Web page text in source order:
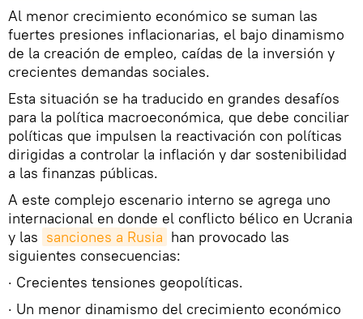
Al menor crecimiento económico se suman las
fuertes presiones inflacionarias, el bajo dinamismo
de la creación de empleo, caídas de la inversión y
crecientes demandas sociales.
Esta situación se ha traducido en grandes desafíos
para la política macroeconómica, que debe conciliar
políticas que impulsen la reactivación con políticas
dirigidas a controlar la inflación y dar sostenibilidad
a las finanzas públicas.
A este complejo escenario interno se agrega uno
internacional en donde el conflicto bélico en Ucrania
y las sanciones a Rusia han provocado las
siguientes consecuencias:
· Crecientes tensiones geopolíticas.
· Un menor dinamismo del crecimiento económico